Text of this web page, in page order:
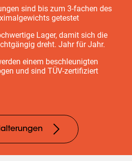
sind bis zum 3-fachen des
getestet
Lager, damit sich die
dreht. Jahr für Jahr.
einem beschleunigten
und sind TÜV-zertifiziert